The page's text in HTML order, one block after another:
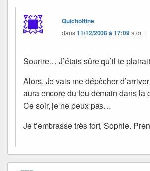
Quichottine
dans11/12/2008 à 17:09a dit :
Sourire… J’étais sûre qu’il te
Alors, Je vais me dépêcher
aura encore du feu demain dans la
Ce soir, je ne peux pas…
Je t’embrasse très fort, Sophie.